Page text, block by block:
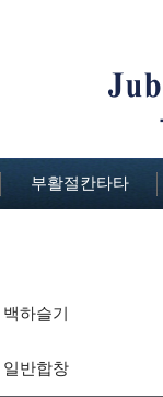
부활절칸타타
백하슬기
일반합창